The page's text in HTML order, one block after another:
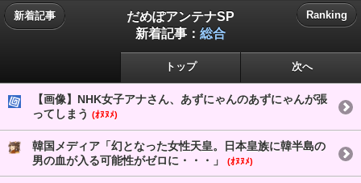
新着記事
だめぽアンテナSP
新着記事： 総合
Ranking
トップ 次へ
【画像】NHK女子アナさん、あずにゃんのあずにゃんが張
ってしまう (ｵﾇﾇﾒ)
韓国メディア「幻となった女性天皇。日本皇族に韓半島の
男の血が入る可能性がゼロに・・・」
(ｵﾇﾇﾒ)